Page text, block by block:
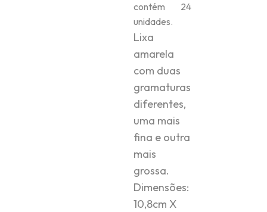
contém 24
unidades.
Lixa
amarela
com duas
gramaturas
diferentes,
uma mais
fina e outra
mais
grossa.
Dimensões:
10,8cm X